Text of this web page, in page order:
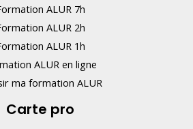
ALUR 7h
ALUR 2h
ALUR 1h
ALUR en ligne
ma formation ALUR
Carte pro